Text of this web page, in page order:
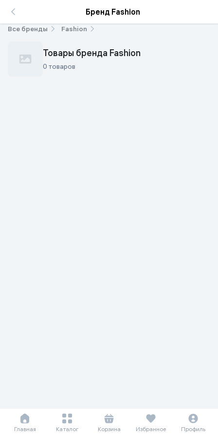
Бренд Fashion
Все бренды Fashion
Товары бренда Fashion
0 товаров
Главная Каталог Корзина Избранное Профиль